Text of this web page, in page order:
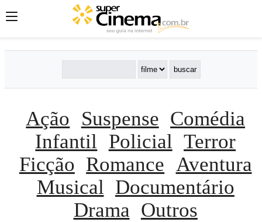
Ação Suspense Comédia
Infantil
Policial Terror
Ficção Romance Aventura
Musical
Documentário
Drama Outros